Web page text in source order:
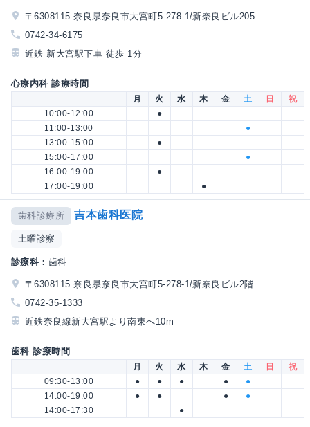
〒6308115 奈良県奈良市大宮町5-278-1/新奈良ビル205
0742-34-6175
近鉄 新大宮駅下車 徒歩 1分
心療内科 診療時間
月 火 水 木 金 土 日
祝
10:00-12:00
●
11:00-13:00
●
13:00-15:00
●
15:00-17:00
●
16:00-19:00
●
17:00-19:00
●
歯科診療所 吉本歯科医院
土曜診察
診療科： 歯科
〒6308115 奈良県奈良市大宮町5-278-1/新奈良ビル2階
0742-35-1333
近鉄奈良線新大宮駅より南東へ10m
歯科 診療時間
月 火 水 木 金 土 日
祝
09:30-13:00
● ● ● ●
●
14:00-19:00
● ● ●
●
14:00-17:30
●